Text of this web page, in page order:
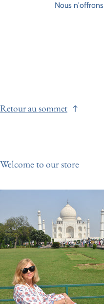
Nous
Retour au sommet
Welcome to our store